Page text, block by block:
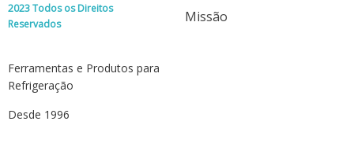
2023 Todos os Direitos
Reservados
Ferramentas e Produtos para
Refrigeração
Desde 1996
Missão